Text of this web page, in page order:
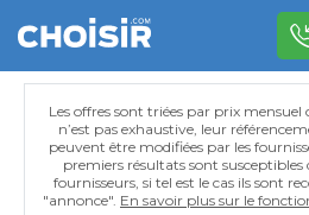
Les offres sont triées par prix mensuel
n’est pas exhaustive, leur
peuvent être modifiées par les
premiers résultats sont susceptibles
fournisseurs, si tel est le cas ils sont
"annonce". En savoir plus sur le